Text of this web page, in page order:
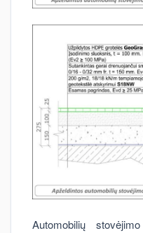
Automobilių